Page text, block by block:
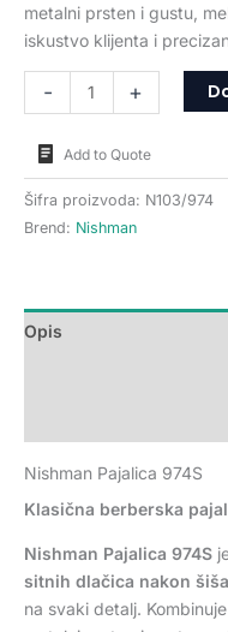
metalni prsten i gustu,
iskustvo klijenta i
- +
Add to Quote
Šifra proizvoda: N103/974
Brend: Nishman
Opis
Nishman Pajalica 974S
Klasična berberska
Nishman Pajalica 974S
sitnih dlačica nakon
na svaki detalj. Kombinuje